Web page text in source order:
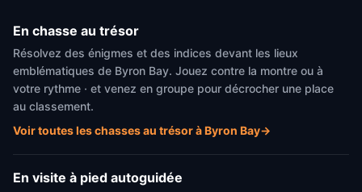
En chasse au trésor
Résolvez des énigmes et des indices devant les lieux
emblématiques de Byron Bay. Jouez contre la montre ou à
votre rythme · et venez en groupe pour décrocher une place
au classement.
Voir toutes les chasses au trésor à Byron Bay→
En visite à pied autoguidée